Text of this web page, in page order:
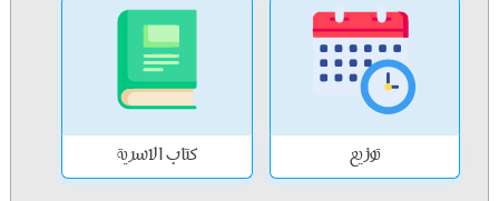
توزيع كتاب الاسرية